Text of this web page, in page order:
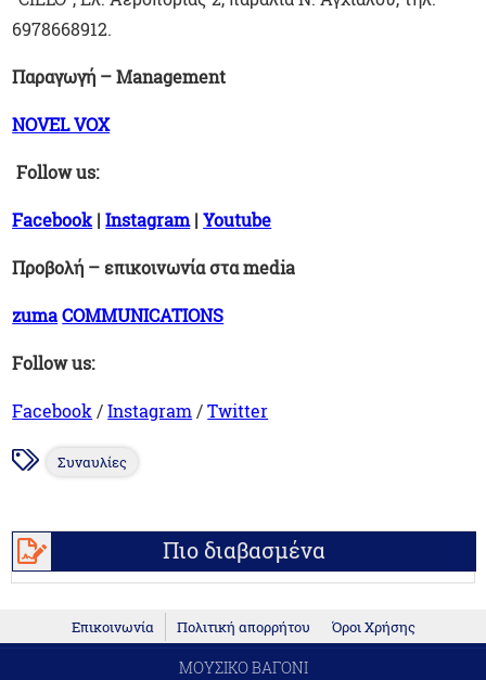
6978668912.
Παραγωγή – Management
NOVEL VOX
Follow us:
Facebook | Instagram | Youtube
Προβολή –επικοινωνίασταmedia
zuma COMMUNICATIONS
Follow us:
Facebook /Instagram /Twitter
Συναυλίες
Πιο διαβασμένα
Επικοινωνία Πολιτική απορρήτου Όροι Χρήσης
ΜΟΥΣΙΚΟ ΒΑΓΟΝΙ